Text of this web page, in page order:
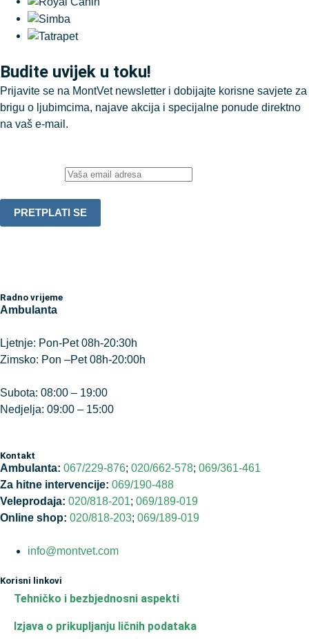
Budite uvijek u toku!
Prijavite se na MontVet newsletter i dobijajte korisne savjete za
brigu o ljubimcima, najave akcija i specijalne ponude direktno
na vaš e-mail.
Radno vrijeme
Ambulanta
Ljetnje: Pon-Pet 08h-20:30h
Zimsko: Pon –Pet 08h-20:00h
Subota: 08:00 – 19:00
Nedjelja: 09:00 – 15:00
Kontakt
Ambulanta: 067/229-876; 020/662-578; 069/361-461
Za hitne intervencije: 069/190-488
Veleprodaja: 020/818-201; 069/189-019
Online shop: 020/818-203; 069/189-019
info@montvet.com
Korisni linkovi
Tehničko i bezbjednosni aspekti
Izjava o prikupljanju ličnih podataka